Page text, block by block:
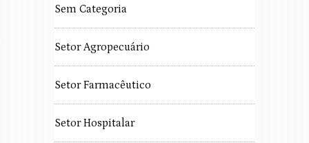
Sem Categoria
Setor Agropecuário
Setor Farmacêutico
Setor Hospitalar